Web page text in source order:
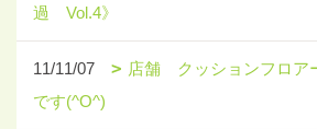
過 Vol.4》
11/11/07
店舗 クッションフロア
です(^O^)